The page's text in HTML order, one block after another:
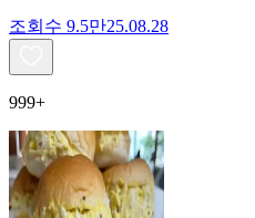
조회수 9.5만25.08.28
999+